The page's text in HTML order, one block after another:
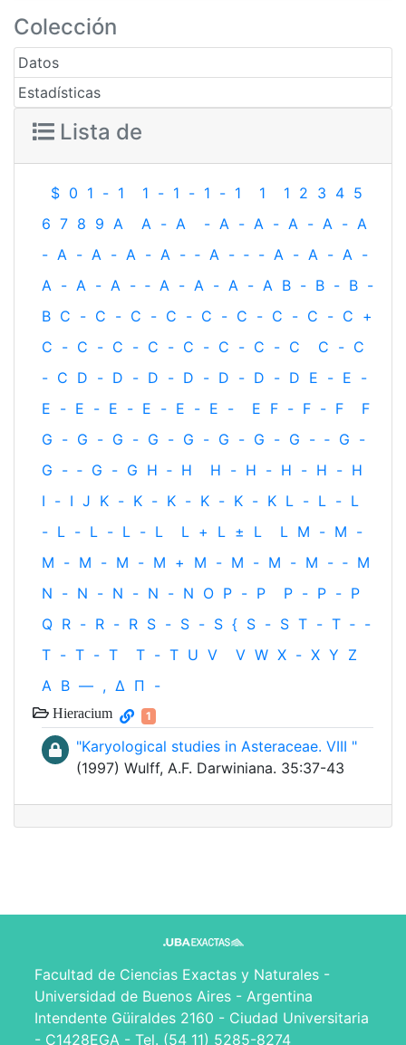
Colección
Datos
Estadísticas
Lista de
$ 0 1 - 1 1 - 1 - 1 - 1 1 1 2 3 4 5
6 7 8 9 A A - A - A - A - A - A - A
- A - A - A - A - ‐ A - ‐ - A - A - A -
A - A - A - ‐ A - A - A - A B - B - B -
B C - C - C - C - C - C - C - C - C +
C - C - C - C - C - C - C - C C - C
- C D - D - D - D - D - D - D E - E -
E - E - E - E - E - E - E F - F - F
F
G - G - G - G - G - G - G - G - ‐ G -
G - ‐ G - G H ‐ H H - H - H - H - H
I - I J K - K - K - K - K - K L - L - L
- L - L - L - L L + L ± L L M - M -
M - M - M - M + M - M - M - M - ‐ M
N - N - N - N - N O P - P P - P - P
Q R - R - R S - S - S { S - S T - T ‐ -
T - T - T T - T U V V W X - X Y Z
Α Β — , Δ Π -
Hieracium 1
"Karyological studies in Asteraceae. VIII "
(1997) Wulff, A.F. Darwiniana. 35:37-43
Facultad de Ciencias Exactas y Naturales -
Universidad de Buenos Aires - Argentina
Intendente Güiraldes 2160 - Ciudad Universitaria
- C1428EGA - Tel. (54 11) 5285-8274